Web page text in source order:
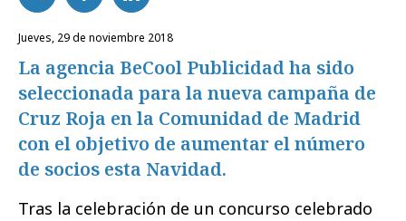
jueves, 29 de noviembre 2018
La agencia BeCool Publicidad ha sido
seleccionada para la nueva campaña de
Cruz Roja en la Comunidad de Madrid
con el objetivo de aumentar el número
de socios esta Navidad.
Tras la celebración de un concurso celebrado